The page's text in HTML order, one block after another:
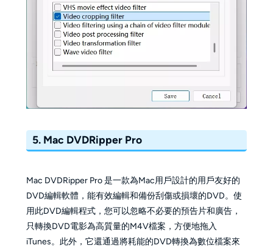
5. Mac DVDRipper Pro
Mac DVDRipper Pro 是一款為Mac用戶設計的用戶友好的
DVD編輯軟體，能有效編輯和備份刮傷或損壞的DVD。使
用此DVD編輯程式，您可以忽略不必要的預告片和廣告，
只轉換DVD電影為高質量的M4V檔案，方便地拖入
iTunes。此外，它還通過將耗能的DVD轉換為數位檔案來